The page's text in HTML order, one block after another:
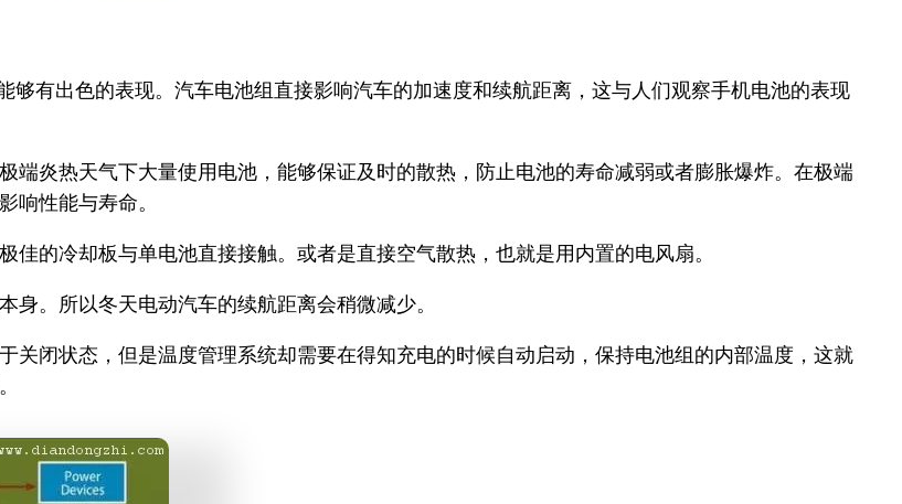
有出色的表现。汽车电池组直接影响汽车的加速度和续航距离，这与人们观察手机电池的表现
端炎热天气下大量使用电池，能够保证及时的散热，防止电池的寿命减弱或者膨胀爆炸。在极端
响性能与寿命。
的冷却板与单电池直接接触。或者是直接空气散热，也就是用内置的电风扇。
。所以冬天电动汽车的续航距离会稍微减少。
关闭状态，但是温度管理系统却需要在得知充电的时候自动启动，保持电池组的内部温度，这就